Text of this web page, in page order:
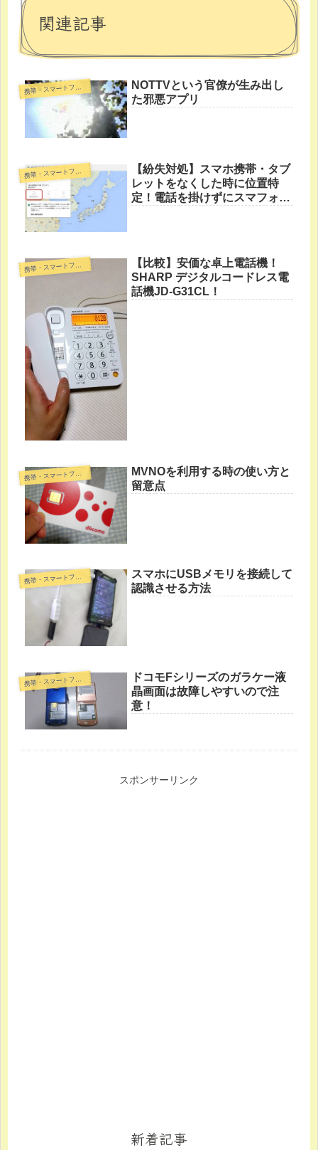
関連記事
携帯・スマートフォン・タブレットPC
NOTTVという官僚が生み出し
た邪悪アプリ
携帯・スマートフォン・タブレットPC
【紛失対処】スマホ携帯・タブ
レットをなくした時に位置特
定！電話を掛けずにスマフォを
携帯・スマートフォン・タブレットPC
【比較】安価な卓上電話機！
SHARP デジタルコードレス電
話機JD-G31CL！
携帯・スマートフォン・タブレットPC
MVNOを利用する時の使い方と
留意点
携帯・スマートフォン・タブレットPC
スマホにUSBメモリを接続して
認識させる方法
携帯・スマートフォン・タブレットPC
ドコモFシリーズのガラケー液
晶画面は故障しやすいので注
意！
スポンサーリンク
新着記事